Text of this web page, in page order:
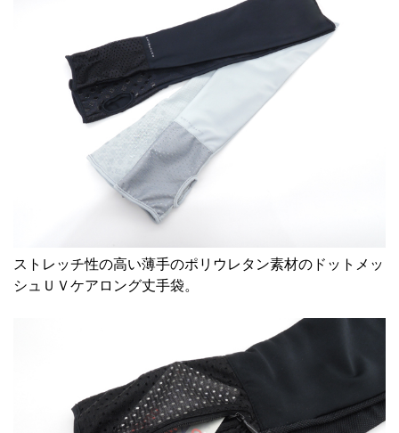
ストレッチ性の高い薄手のポリウレタン素材の ドットメッ
シュＵＶケアロング丈手袋。